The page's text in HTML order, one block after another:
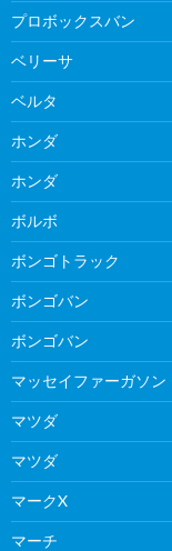
プロボックスバン
ベリーサ
ベルタ
ホンダ
ホンダ
ボルボ
ボンゴトラック
ボンゴバン
ボンゴバン
マッセイファーガソン
マツダ
マツダ
マークX
マーチ